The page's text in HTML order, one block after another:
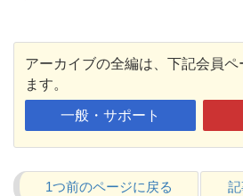
アーカイブの全編は、下記会員
ます。
一般・サポート
1つ前のページに戻る